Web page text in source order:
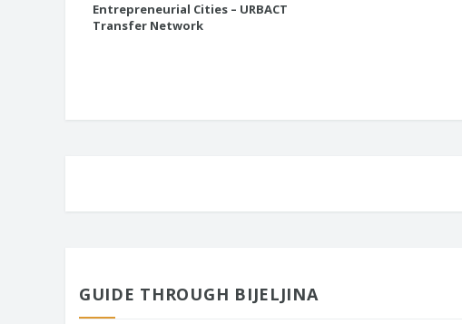
​Entrepreneurial Cities – URBACT
Transfer Network
GUIDE THROUGH BIJELJINA